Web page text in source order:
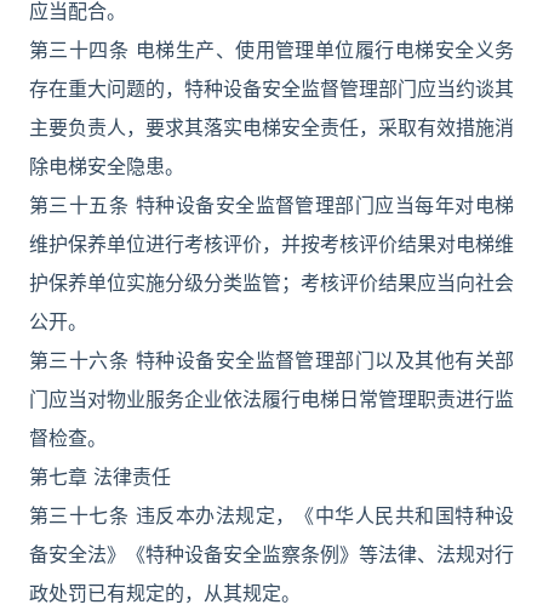
应当配合。
第三十四条 电梯生产、使用管理单位履行电梯安全义务
存在重大问题的，特种设备安全监督管理部门应当约谈其
主要负责人，要求其落实电梯安全责任，采取有效措施消
除电梯安全隐患。
第三十五条 特种设备安全监督管理部门应当每年对电梯
维护保养单位进行考核评价，并按考核评价结果对电梯维
护保养单位实施分级分类监管；考核评价结果应当向社会
公开。
第三十六条 特种设备安全监督管理部门以及其他有关部
门应当对物业服务企业依法履行电梯日常管理职责进行监
督检查。
第七章 法律责任
第三十七条 违反本办法规定，《中华人民共和国特种设
备安全法》《特种设备安全监察条例》等法律、法规对行
政处罚已有规定的，从其规定。